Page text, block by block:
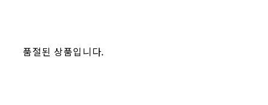
품절된 상품입니다.